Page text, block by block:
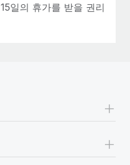
일의 휴가를 받을 권리
+
+